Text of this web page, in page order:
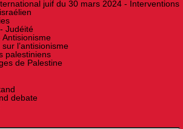
juif du 30 mars 2024 - Interventions
Judéité
Antisionisme
l’antisionisme
palestiniens
de Palestine
debate